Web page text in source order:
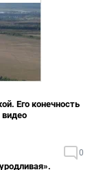
Его конечность
видео
0